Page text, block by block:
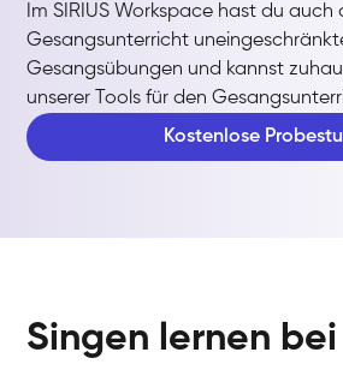
Im SIRIUS Workspace hast du auch
Gesangsunterricht
Gesangsübungen und kannst
unserer Tools für den
Kostenlose
Singen lernen bei